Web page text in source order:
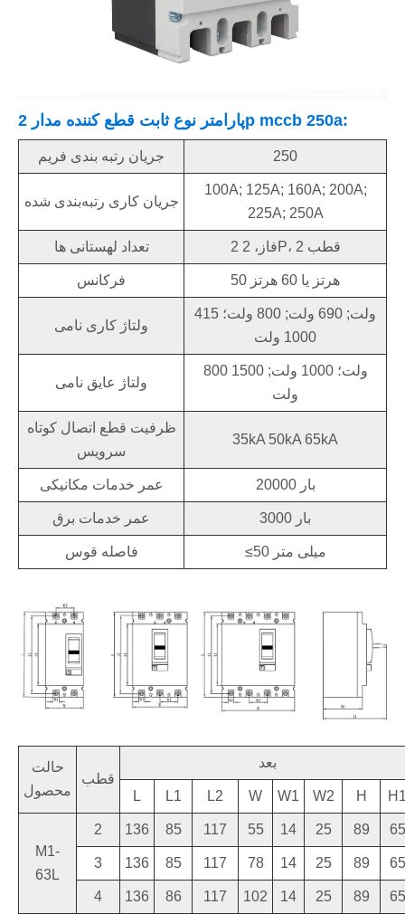
پارامتر نوع ثابت قطع کننده مدار 2p mccb 250a:
جریان رتبه بندی فریم 250
جریان کاری رتبه‌بندی شده
100A; 125A; 160A; 200A;
225A; 250A
تعداد لهستانی ها 2 فاز، 2P، 2 قطب
فرکانس 50 هرتز یا 60 هرتز
ولتاژ کاری نامی
415 ولت; 690 ولت; 800 ولت؛
1000 ولت
ولتاژ عایق نامی
800 ولت؛ 1000 ولت; 1500
ولت
ظرفیت قطع اتصال کوتاه
سرویس
35kA 50kA 65kA
عمر خدمات مکانیکی 20000 بار
عمر خدمات برق 3000 بار
فاصله قوس ≤50 میلی متر
حالت
محصول
قطب
بعد
L L1 L2 W W1 W2 H
M1-
63L
2 136 85 117 55 14 25 89 65
3 136 85 117 78 14 25 89 65
4 136 86 117 102 14 25 89 65